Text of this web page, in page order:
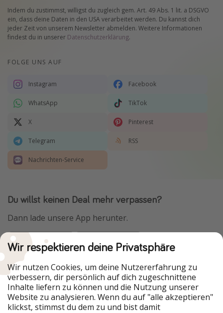
Indem du zustimmst, willigst du zugleich gem. Art. 49 Abs. 1 lit. a DSGVO
ein, dass deine Daten in den USA verarbeitet werden. Du kannst dich
jeder Zeit von unserem Newsletter abmelden. Weitere Informationen
findest du in unserer Datenschutzerklärung.
FOLGE UNS AUF
Instagram Facebook
WhatsApp TikTok
X Pinterest
Telegram RSS
Nachrichten-Service
Du willst keinen Deal mehr verpassen?
Dann lade unsere App herunter.
Urlaubspiraten ist Teil der HolidayPirates Group
Unsere Märkte
PiratinViaggio
HolidayPirates
VakantiePiraten
WakacyjniPiraci
Wir respektieren deine Privatsphäre
Wir nutzen Cookies, um deine Nutzererfahrung zu
verbessern, dir persönlich auf dich zugeschnittene
Inhalte liefern zu können und die Nutzung unserer
Website zu analysieren. Wenn du auf "alle akzeptieren"
klickst, stimmst du dem zu und bist damit